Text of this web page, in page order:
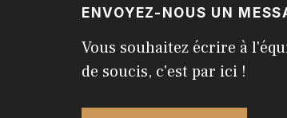
ENVOYEZ-NOUS UN
Vous souhaitez écrire à
de soucis, c'est par ici !